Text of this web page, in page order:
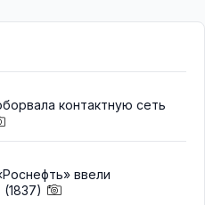
контактную сеть
ввели
(1837)